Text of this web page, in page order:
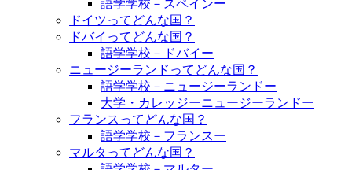
語学学校－スペインー
ドイツってどんな国？
ドバイってどんな国？
語学学校－ドバイー
ニュージーランドってどんな国？
語学学校－ニュージーランドー
大学・カレッジーニュージーランドー
フランスってどんな国？
語学学校－フランスー
マルタってどんな国？